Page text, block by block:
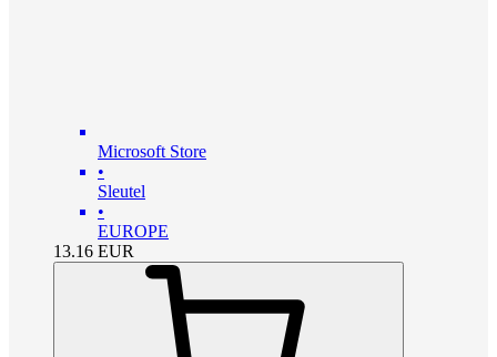
Microsoft Store
•
Sleutel
•
EUROPE
13.16 EUR